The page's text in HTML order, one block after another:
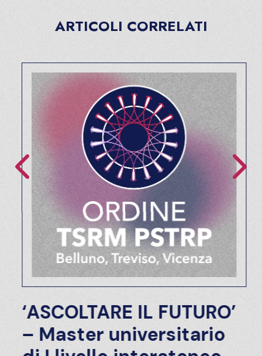
ARTICOLI CORRELATI
‘ASCOLTARE IL FUTURO’
– Master universitario